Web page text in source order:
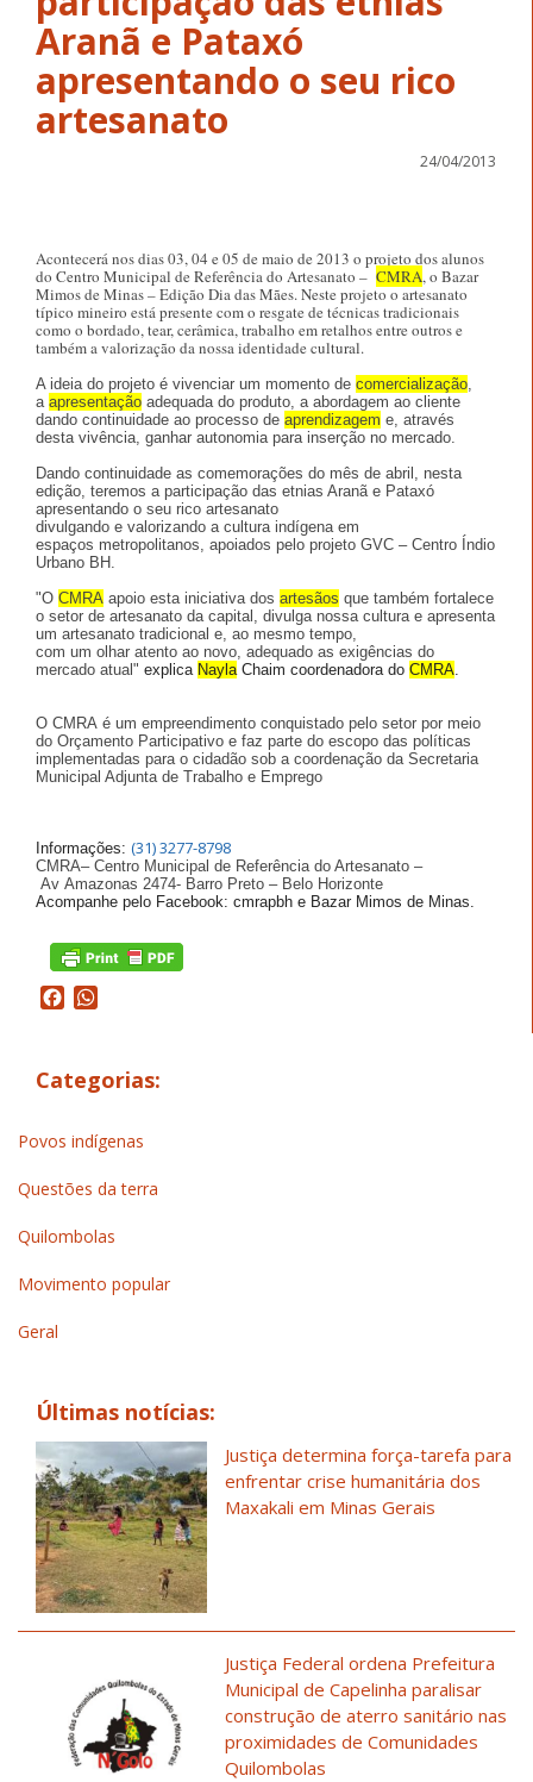
Aranã e Pataxó
apresentando o seu rico
artesanato
24/04/2013
Acontecerá nos dias 03, 04 e 05 de maio de 2013 o projeto dos alunos
do Centro Municipal de Referência do Artesanato – CMRA, o Bazar
Mimos de Minas – Edição Dia das Mães. Neste projeto o artesanato
típico mineiro está presente com o resgate de técnicas tradicionais
como o bordado, tear, cerâmica, trabalho em retalhos entre outros e
também a valorização da nossa identidade cultural.
A ideia do projeto é vivenciar um momento de comercialização
a apresentação adequada do produto, a abordagem ao cliente
dando continuidade ao processo de aprendizagem e, através
desta vivência, ganhar autonomia para inserção no mercado.
Dando continuidade as comemorações do mês de abril, nesta
edição, teremos a participação das etnias Aranã e Pataxó
apresentando o seu rico artesanato
divulgando e valorizando a cultura indígena em
espaços metropolitanos , apoiados pelo projeto GVC – Centro Índio
Urbano BH.
"O CMRA apoio esta iniciativa dos artesãos que também fortalece
o setor de artesanato da capital, divulga nossa cultura e apresenta
um artesanato tradicional e, ao mesmo tempo,
com um olhar atento ao novo, adequado as exigências do
mercado atual" explica Nayla Chaim coordenadora do CMRA
O CMRA é um empreendimento conquistado pelo setor por meio
do Orçamento Participativo e faz parte do escopo das políticas
implementadas para o cidadão sob a coordenação da Secretaria
Municipal Adjunta de Trabalho e Emprego
Informações: (31) 3277-8798
CMRA– Centro Municipal de Referência do Artesanato –
Av Amazonas 2474- Barro Preto – Belo Horizonte
Acompanhe pelo Facebook: cmrapbh e Bazar Mimos de Minas.
Facebook
Categorias:
Povos indígenas
Questões da terra
Quilombolas
Movimento popular
Geral
Últimas notícias:
Justiça determina força-tarefa para
enfrentar crise humanitária dos
Maxakali em Minas Gerais
Justiça Federal ordena Prefeitura
Municipal de Capelinha paralisar
construção de aterro sanitário nas
proximidades de Comunidades
Quilombolas